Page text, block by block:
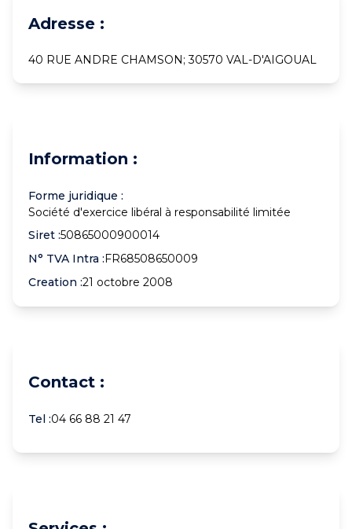
Adresse :
40 RUE ANDRE CHAMSON; 30570 VAL-D'AIGOUAL
Information :
Forme juridique :
Société d'exercice libéral à responsabilité limitée
Siret :50865000900014
N° TVA Intra :FR68508650009
Creation :21 octobre 2008
Contact :
Tel :04 66 88 21 47